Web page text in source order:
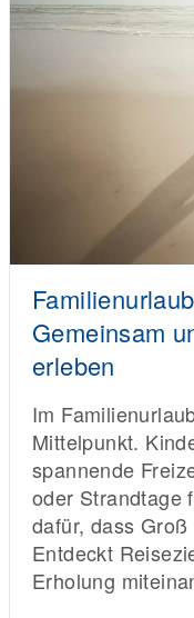
Familienurlaub
Gemeinsam
erleben
Im
Mittelpunkt.
spannende
oder Strandtage
dafür, dass
Entdeckt
Erholung